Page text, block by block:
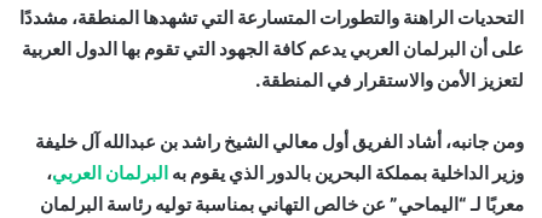
التحديات الراهنة والتطورات المتسارعة التي تشهدها المنطقة، مشددًا
على أن البرلمان العربي يدعم كافة الجهود التي تقوم بها الدول العربية
لتعزيز الأمن والاستقرار في المنطقة.
ومن جانبه، أشاد الفريق أول معالي الشيخ راشد بن عبدالله آل خليفة
وزير الداخلية بمملكة البحرين بالدور الذي يقوم به البرلمان العربي،
معربًا لـ “اليماحي” عن خالص التهاني بمناسبة توليه رئاسة البرلمان